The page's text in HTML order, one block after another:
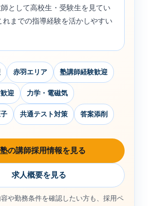
として高校生・受験生を見てい
れまでの指導経験を活かしやすい
赤羽エリア 塾講師経験歓迎
迎 力学・電磁気
共通テスト対策 答案添削
の講師採用情報を見る
求人概要を見る
や勤務条件を確認したい方も、採用ペ